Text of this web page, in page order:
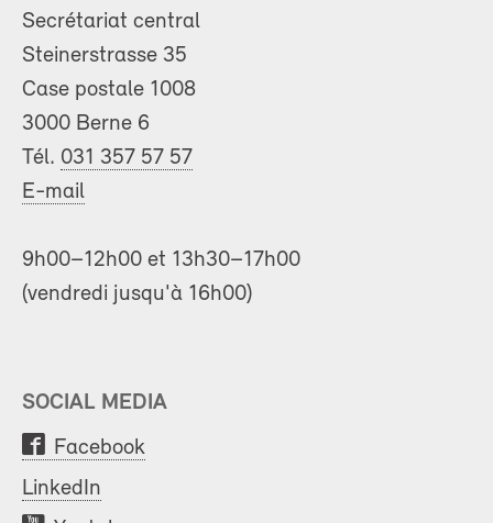
Secrétariat central
Steinerstrasse 35
Case postale 1008
3000 Berne 6
Tél. 031 357 57 57
E-mail
9h00–12h00 et 13h30–17h00
(vendredi jusqu'à 16h00)
SOCIAL MEDIA
Facebook
LinkedIn